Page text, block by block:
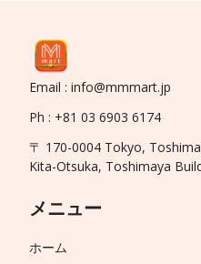
Email : info@mmmart.jp
Ph : +81 03 6903 6174
〒 170-0004 Tokyo,
Kita-Otsuka, Toshimaya
メニュー
ホーム